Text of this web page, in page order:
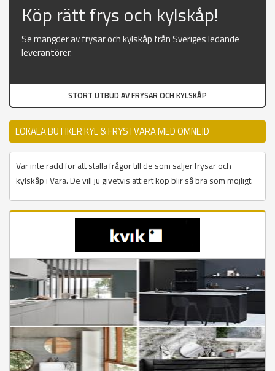
Köp rätt frys och kylskåp!
Se mängder av frysar och kylskåp från Sveriges ledande
leverantörer.
STORT UTBUD AV FRYSAR OCH KYLSKÅP
LOKALA BUTIKER KYL & FRYS I VARA MED OMNEJD
Var inte rädd för att ställa frågor till de som säljer frysar och
kylskåp i Vara. De vill ju givetvis att ert köp blir så bra som möjligt.